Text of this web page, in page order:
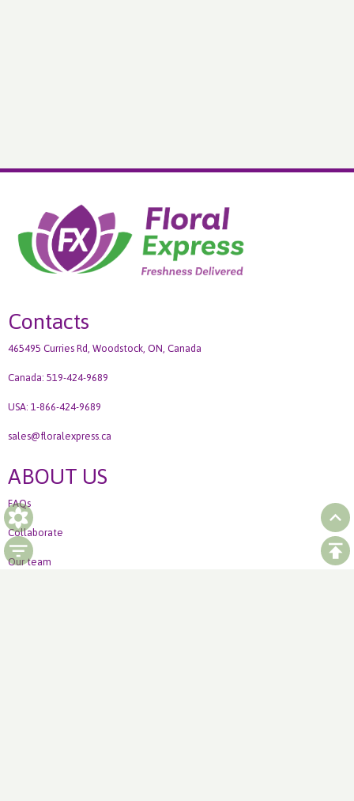
Contacts
465495 Curries Rd, Woodstock, ON, Canada
Canada: 519-424-9689
USA: 1-866-424-9689
sales@floralexpress.ca
ABOUT US
FAQs
Collaborate
Our team